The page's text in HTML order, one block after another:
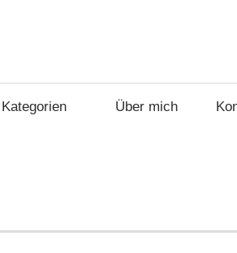
Kategorien Über mich